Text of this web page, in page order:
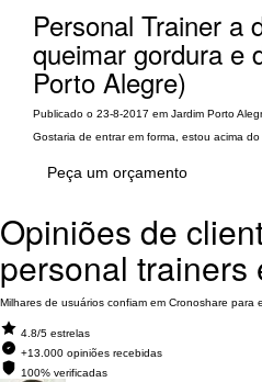
Personal Trainer a
queimar gordura e
Porto Alegre)
Publicado o 23-8-2017 em Jardim Porto
Gostaria de entrar em forma, estou acima do
Peça um orçamento
Opiniões de
personal trainers
Milhares de usuários confiam em Cronoshare para
4.8/5 estrelas
+13.000 opiniões recebidas
100% verificadas